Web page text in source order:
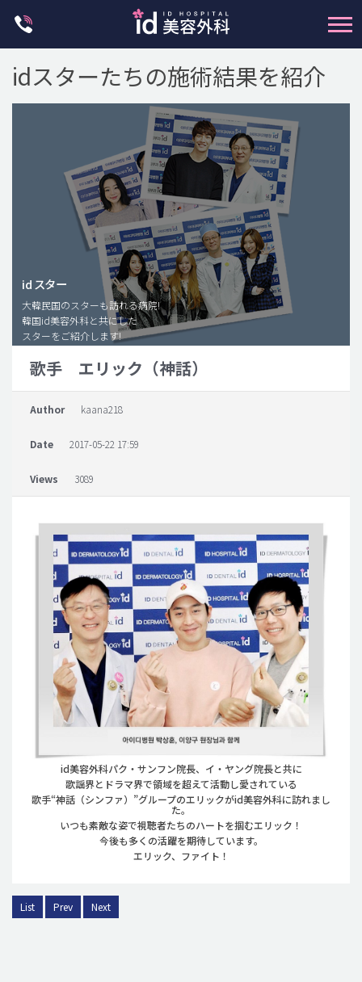
二重・目元整形
脂肪注入(アンチエイジング)
豊胸手術・バストアップ
プチ整形
脂肪吸引 (大容量)
メンズ整形
idリアルストーリー
idニュース
病院紹介
安全整形
ご相談のお問い合わせ
idスターたちの施術結果を紹介
id スター
大韓民国のスターも訪れる病院!
韓国id美容外科と共にした
スターをご紹介します!
歌手 エリック（神話）
Author kaana218
Date 2017-05-22 17:59
Views 3089
id美容外科パク・サンフン院長、イ・ヤング院長と共に
歌謡界とドラマ界で領域を超えて活動し愛されている
歌手“神話（シンファ）”グループのエリックがid美容外科に訪れまし
た。
いつも素敵な姿で視聴者たちのハートを掴むエリック！
今後も多くの活躍を期待しています。
エリック、ファイト！
List Prev Next